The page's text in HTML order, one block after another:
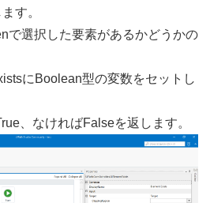
す。
で選択した要素があるかどうかの
にBoolean型の変数をセットし
、なければFalseを返します。